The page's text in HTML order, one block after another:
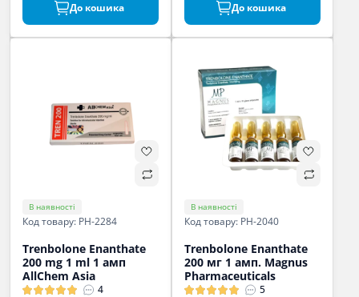
До кошика До кошика
В наявності
Код товару: PH-2284
Trenbolone Enanthate
200 mg 1 ml 1 амп
AllChem Asia
4
В наявності
Код товару: PH-2040
Trenbolone Enanthate
200 мг 1 амп. Magnus
Pharmaceuticals
5